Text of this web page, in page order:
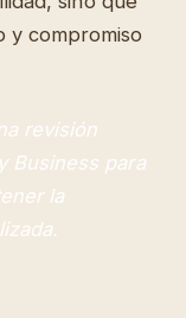
y compromiso
revisión
Business para
la